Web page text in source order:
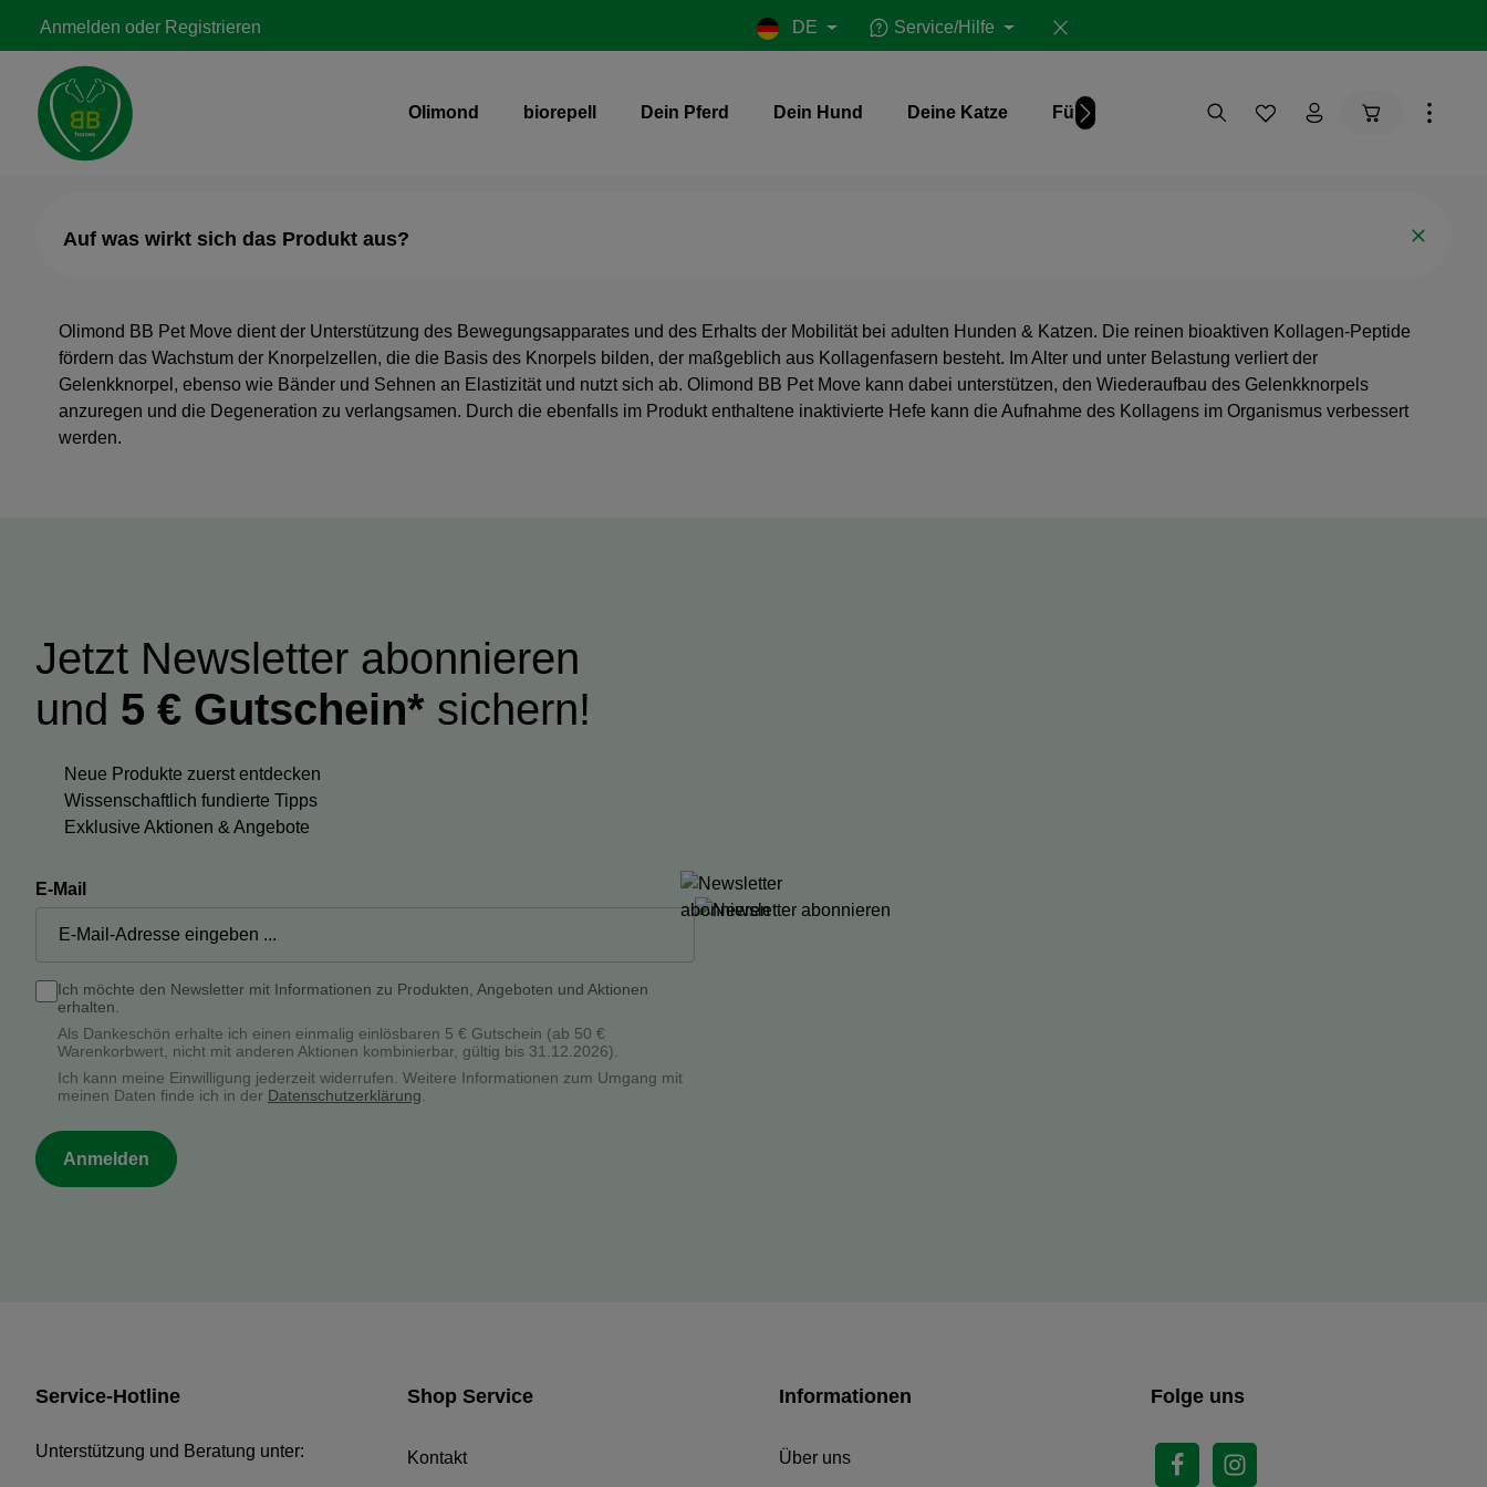
Hauptnavigation springen
Anmelden oder Registrieren DE Service/Hilfe
Olimond biorepell Dein Pferd Dein Hund Deine Katze Für Dich Studien
Warenkorb
Auf was wirkt sich das Produkt aus?
Olimond BB Pet Move dient der Unterstützung des Bewegungsapparates und des Erhalts der Mobilität bei adulten Hunden & Katzen. Die reinen bioaktiven Kollagen-Peptide
fördern das Wachstum der Knorpelzellen, die die Basis des Knorpels bilden, der maßgeblich aus Kollagenfasern besteht. Im Alter und unter Belastung verliert der
Gelenkknorpel, ebenso wie Bänder und Sehnen an Elastizität und nutzt sich ab. Olimond BB Pet Move kann dabei unterstützen, den Wiederaufbau des Gelenkknorpels
anzuregen und die Degeneration zu verlangsamen. Durch die ebenfalls im Produkt enthaltene inaktivierte Hefe kann die Aufnahme des Kollagens im Organismus verbessert
werden.
Jetzt Newsletter abonnieren
und 5 € Gutschein* sichern!
Neue Produkte zuerst entdecken
Wissenschaftlich fundierte Tipps
Exklusive Aktionen & Angebote
E-Mail
Ich möchte den Newsletter mit Informationen zu Produkten, Angeboten und Aktionen
erhalten.
Als Dankeschön erhalte ich einen einmalig einlösbaren 5 € Gutschein (ab 50 €
Warenkorbwert, nicht mit anderen Aktionen kombinierbar, gültig bis 31.12.2026).
Ich kann meine Einwilligung jederzeit widerrufen. Weitere Informationen zum Umgang mit
meinen Daten finde ich in der Datenschutzerklärung.
Anmelden
Service-Hotline
Unterstützung und Beratung unter:
Shop Service
Kontakt
Informationen
Über uns
Folge uns